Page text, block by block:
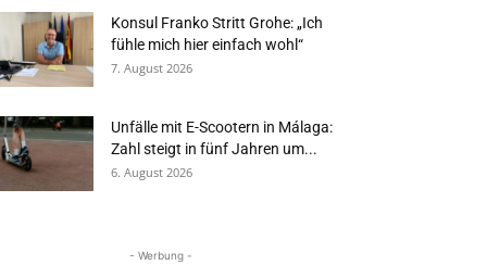
Konsul Franko Stritt Grohe: „Ich
fühle mich hier einfach wohl“
7. August 2026
Unfälle mit E-Scootern in Málaga:
Zahl steigt in fünf Jahren um...
6. August 2026
- Werbung -